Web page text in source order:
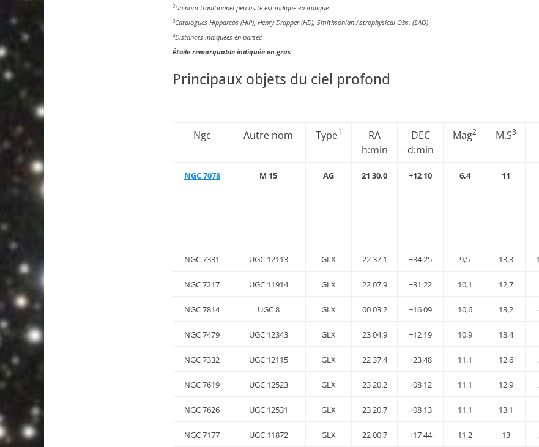
2Un nom traditionnel peu usité est indiqué en italique
3Catalogues Hipparcos (HIP), Henry Drapper (HD), Smithsonian Astrophysical Obs. (SAO)
4Distances indiquées en parsec
Étoile remarquable indiquée en gras
Principaux objets du ciel profond
Ngc Autre nom Type1
RA
h:min
DEC
d:min
Mag2 M.S3
NGC 7078 M 15 AG 21 30.0 +12 10 6,4 11
NGC 7331 UGC 12113 GLX 22 37.1 +34 25 9,5 13,3
NGC 7217 UGC 11914 GLX 22 07.9 +31 22 10,1 12,7
NGC 7814 UGC 8 GLX 00 03.2 +16 09 10,6 13,2
NGC 7479 UGC 12343 GLX 23 04.9 +12 19 10,9 13,4
NGC 7332 UGC 12115 GLX 22 37.4 +23 48 11,1 12,6
NGC 7619 UGC 12523 GLX 23 20.2 +08 12 11,1 12,9
NGC 7626 UGC 12531 GLX 23 20.7 +08 13 11,1 13,1
NGC 7177 UGC 11872 GLX 22 00.7 +17 44 11,2 13